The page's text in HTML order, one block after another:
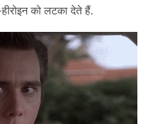
को लटका देते हैं.